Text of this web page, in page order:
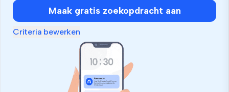
bent,
negeer
dit
Maak gratis zoekopdracht aan
Criteria bewerken